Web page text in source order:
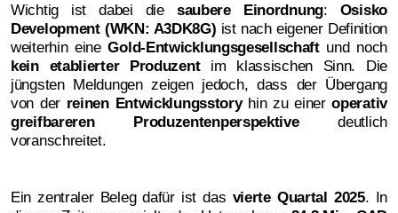
Wichtig ist dabei die saubere Einordnung: Osisko
Development (WKN: A3DK8G) ist nach eigener Definition
weiterhin eineGold-Entwicklungsgesellschaftund noch
kein etablierter Produzentim klassischen Sinn. Die
jüngsten Meldungen zeigen jedoch, dass der Übergang
von der reinen Entwicklungsstoryhin zu eineroperativ
greifbareren Produzentenperspektivedeutlich
voranschreitet.
Ein zentraler Beleg dafür ist das vierte Quartal 2025. In